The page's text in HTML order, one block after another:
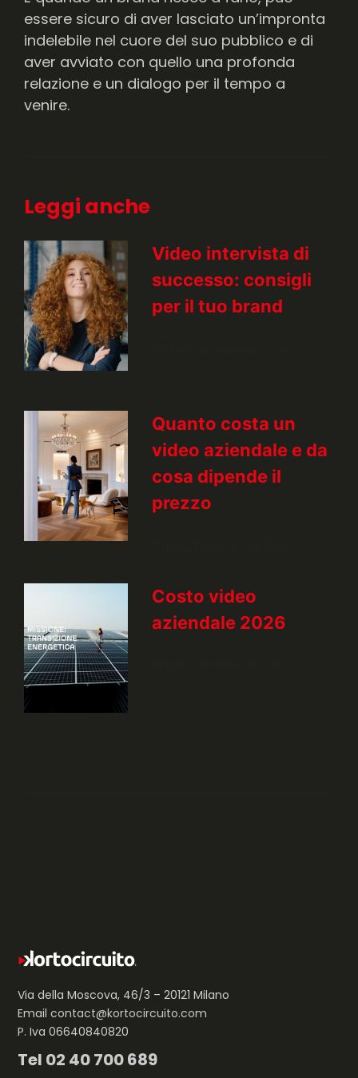
essere sicuro di aver lasciato un’impronta
indelebile nel cuore del suo pubblico e di
aver avviato con quello una profonda
relazione e un dialogo per il tempo a
venire.
Leggi anche
Video intervista di
successo: consigli
per il tuo brand
Quanto costa un
video aziendale e da
cosa dipende il
prezzo
Costo video
aziendale 2026
Via della Moscova, 46/3 – 20121 Milano
Emailcontact@kortocircuito.com
P. Iva 06640840820
Tel 02 40 700 689